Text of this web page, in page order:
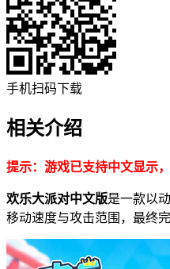
手机扫码下载
相关介绍
提示：游戏已支持中文显示
欢乐大派对中文版是一款以
移动速度与攻击范围，最终